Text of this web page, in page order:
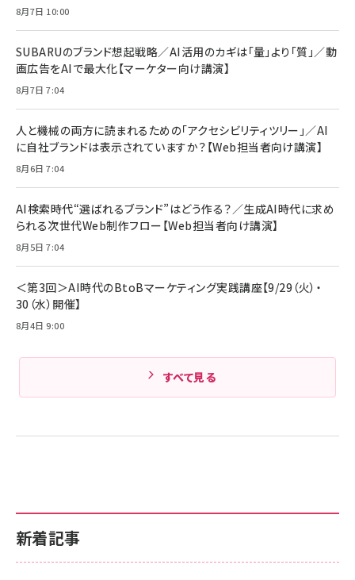
新着記事
8月7日 10:00
SUBARUのブランド想起戦略／AI活用のカギは「量」より「質」／動
画広告をAIで最大化【マーケター向け講演】
8月7日 7:04
人と機械の両方に読まれるための「アクセシビリティツリー」／AI
に自社ブランドは表示されていますか？【Web担当者向け講演】
8月6日 7:04
AI検索時代“選ばれるブランド”はどう作る？／生成AI時代に求め
られる次世代Web制作フロー【Web担当者向け講演】
8月5日 7:04
＜第3回＞AI時代のBtoBマーケティング実践講座【9/29（火）・
30（水）開催】
8月4日 9:00
すべて見る